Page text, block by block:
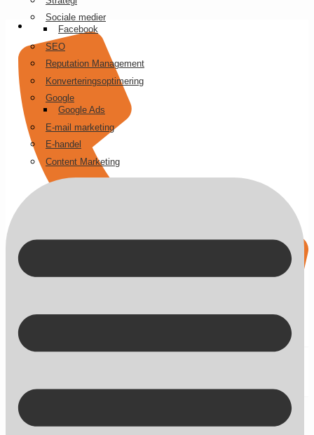
Kontakt på +45 70 13 63 23
Sociale medier
Facebook
SEO
Reputation Management
Konverteringsoptimering
Google
Google Ads
E-mail marketing
E-handel
Content Marketing
Stammer #PanamaPapers fra